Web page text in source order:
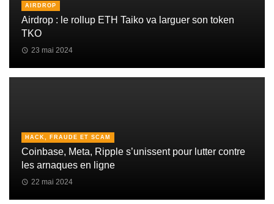
AIRDROP
Airdrop : le rollup ETH Taiko va larguer son token
TKO
23 mai 2024
HACK, FRAUDE ET SCAM
Coinbase, Meta, Ripple s’unissent pour lutter contre
les arnaques en ligne
22 mai 2024